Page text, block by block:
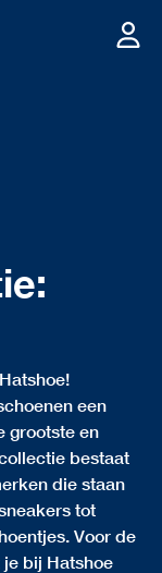
een
grootste en
bestaat
die staan
tot
Voor de
bij Hatshoe